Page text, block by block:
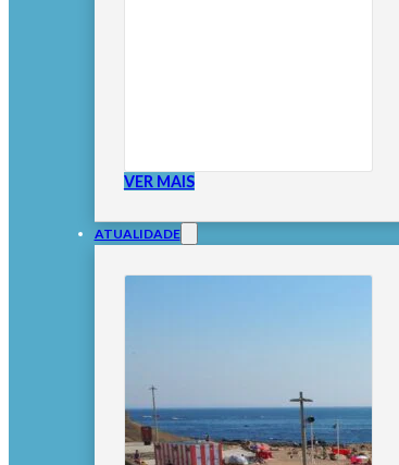
VER MAIS
ATUALIDADE